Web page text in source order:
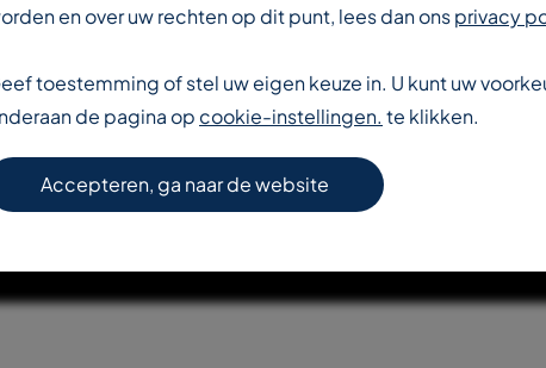
LEES VERDER OVER T-REX
en over uw rechten op dit punt, lees dan onsprivacy
toestemming of stel uw eigen keuze in. U kunt uw
de pagina op cookie-instellingen. te klikken.
Accepteren, ga naar de website